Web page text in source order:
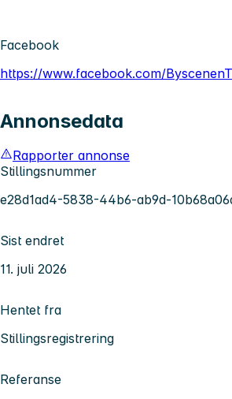
Facebook
https://www.facebook.com/
Annonsedata
Rapporter annonse
Stillingsnummer
e28d1ad4-5838-44b6-ab9d-
Sist endret
11. juli 2026
Hentet fra
Stillingsregistrering
Referanse